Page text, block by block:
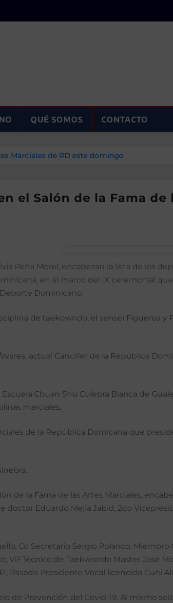
QUÉ SOMOS CONTACTO
Marciales de RD este domingo
el Salón de la Fama de
Peña Morel, encabezan la lista de los
en el marco del IX ceremonial
Dominicano.
de taekowndo, el sensei Figueroa y
actual Canciller de la República
Chuan Shu Culebra Blanca de
marciales.
de la República Domicana que
la Fama de las Artes Marciales,
doctor Eduardo Mejía Jabid; 2do
Co Secretario Sergio Polanco; Miembro
VP Técnico de Taekwondo Master José
Pasado Presidente Vocal licencido Cuni
de Prevención del Covid-19. Al mismo